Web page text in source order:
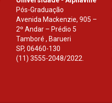
Pós-Graduação
Avenida Mackenzie, 905 –
2º Andar – Prédio 5
Tamboré , Barueri
SP, 06460-130
(11) 3555-2048/2022.